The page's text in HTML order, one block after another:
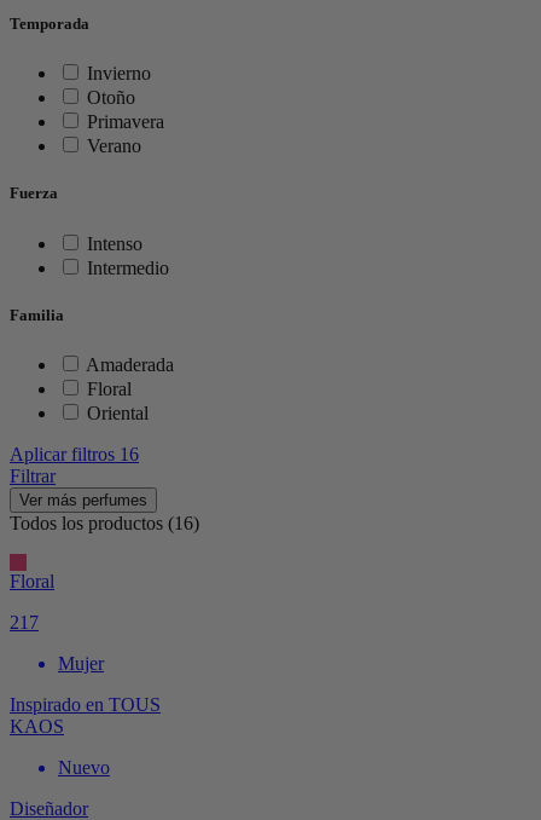
Temporada
Invierno
Otoño
Primavera
Verano
Fuerza
Intenso
Intermedio
Familia
Amaderada
Floral
Oriental
Aplicar filtros 16
Filtrar
Ver más perfumes
Todos los productos (16)
Floral
217
Mujer
Inspirado en TOUS
KAOS
Nuevo
Diseñador